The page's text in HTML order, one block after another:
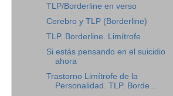
TLP/Borderline en verso
Cerebro y TLP (Borderline)
TLP. Borderline. Limítrofe
Si estás pensando en el suicidio
ahora
Trastorno Limítrofe de la
Personalidad. TLP. Borde...